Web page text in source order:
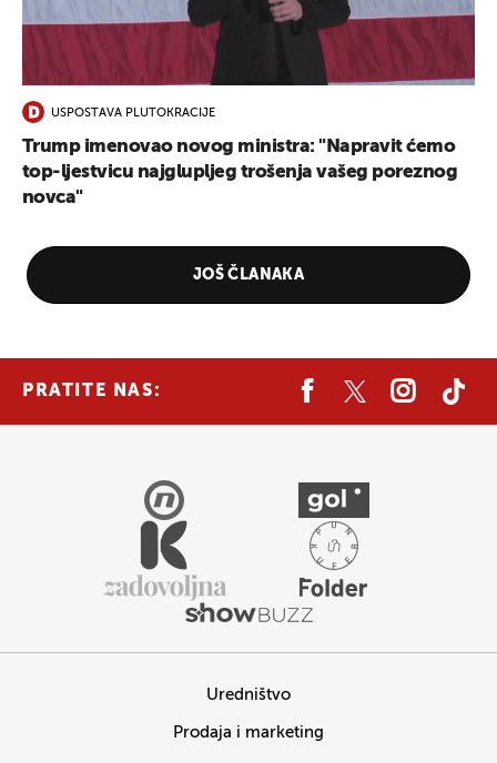
USPOSTAVA PLUTOKRACIJE
Trump imenovao novog ministra: "Napravit ćemo
top-ljestvicu najglupljeg trošenja vašeg poreznog
novca"
JOŠ ČLANAKA
PRATITE NAS:
Uredništvo
Prodaja i marketing